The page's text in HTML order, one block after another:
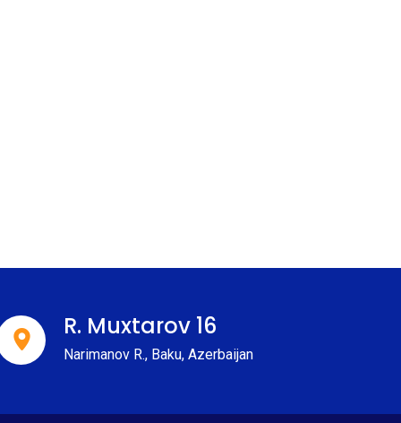
R. Muxtarov 16
Narimanov R., Baku, Azerbaijan